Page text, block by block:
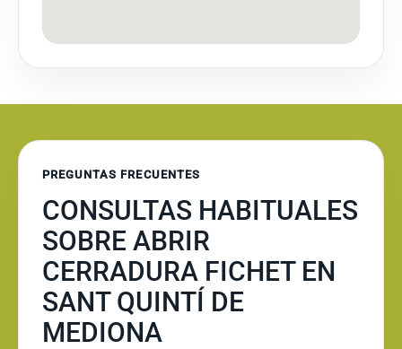
PREGUNTAS FRECUENTES
CONSULTAS HABITUALES
SOBRE ABRIR
CERRADURA FICHET EN
SANT QUINTÍ DE
MEDIONA